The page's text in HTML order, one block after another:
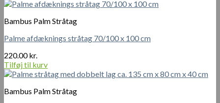
Bambus Palm Stråtag
Palme afdæknings stråtag 70/100 x 100 cm
220.00kr.
Tilføj til kurv
Bambus Palm Stråtag